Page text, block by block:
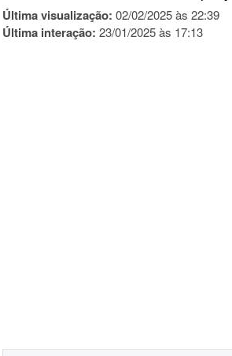
Última visualização: 02/02/2025 às 22:39
Última interação: 23/01/2025 às 17:13